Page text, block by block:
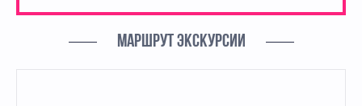
МАРШРУТ ЭКСКУРСИИ